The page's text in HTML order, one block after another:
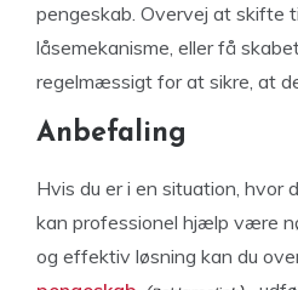
pengeskab. Overvej at skifte
låsemekanisme, eller få
regelmæssigt for at sikre, at
Anbefaling
Hvis du er i en situation, hvor
kan professionel hjælp være
og effektiv løsning kan du